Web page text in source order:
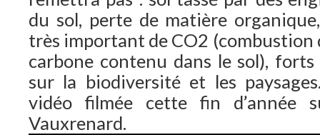
du sol, perte de matière
très important de CO2 (combustion
carbone contenu dans le sol),
sur la biodiversité et les
vidéo filmée cette fin d’année
Vauxrenard.